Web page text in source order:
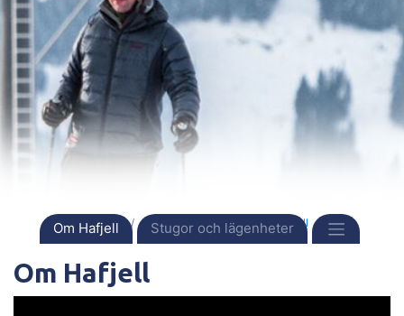
Om Hafjell Stugor och lägenheter
Framsida Destinationer Norge Hafjell
Om Hafjell